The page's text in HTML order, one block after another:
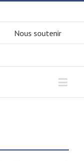
Nous soutenir